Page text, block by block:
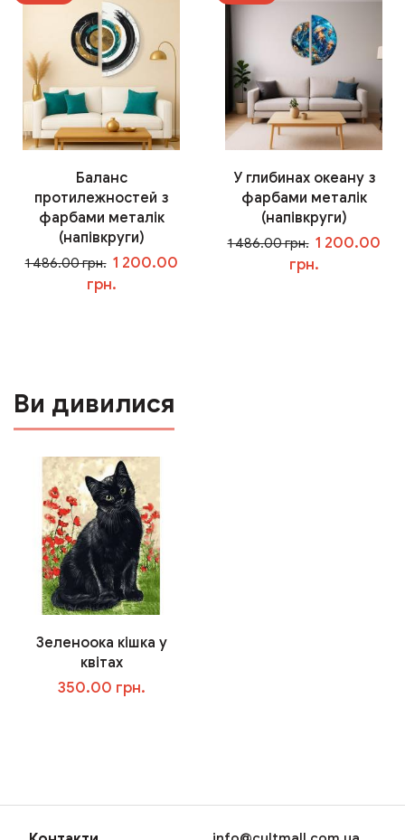
Баланс
протилежностей з
фарбами металік
(напівкруги)
1 486.00 грн. 1 200.00
грн.
У глибинах океану з
фарбами металік
(напівкруги)
1 486.00 грн. 1 200.00
грн.
Ви дивилися
Зеленоока кішка у
квітах
350.00 грн.